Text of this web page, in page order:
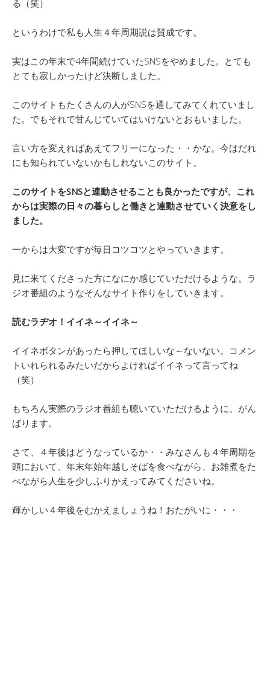
る（笑）
というわけで私も人生４年周期説は賛成です。
実はこの年末で4年間続けていたSNSをやめました。とても
とても寂しかったけど決断しました。
このサイトもたくさんの人がSNSを通してみてくれていまし
た。でもそれで甘んじていてはいけないとおもいました。
言い方を変えればあえてフリーになった・・かな。今はだれ
にも知られていないかもしれないこのサイト。
このサイトをSNSと連動させることも良かったですが、これ
からは実際の日々の暮らしと働きと連動させていく決意をし
ました。
一からは大変ですが毎日コツコツとやっていきます。
見に来てくださった方になにか感じていただけるような。ラ
ジオ番組のようなそんなサイト作りをしていきます。
読むラヂオ！イイネ～イイネ～
イイネボタンがあったら押してほしいな～ないない。コメン
トいれられるみたいだからよければイイネって言ってね
（笑）
もちろん実際のラジオ番組も聴いていただけるように。がん
ばります。
さて、４年後はどうなっているか・・みなさんも４年周期を
頭において、年末年始年越しそばを食べながら、お雑煮をた
べながら人生を少しふりかえってみてくださいね。
輝かしい４年後をむかえましょうね！おたがいに・・・